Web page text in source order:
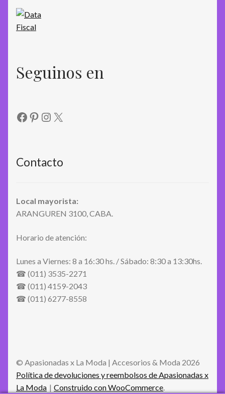
Seguinos en
Facebook
Pinterest
Instagram
X
Contacto
Local mayorista:
ARANGUREN 3100, CABA.
Horario de atención:
Lunes a Viernes: 8 a 16:30 hs. / Sábado: 8:30 a 13:30hs.
☎ (011) 3535-2271
☎ (011) 4159-2043
☎ (011) 6277-8558
© Apasionadas x La Moda | Accesorios & Moda 2026
Política de devoluciones y reembolsos de Apasionadas x
La Moda
Construido con WooCommerce